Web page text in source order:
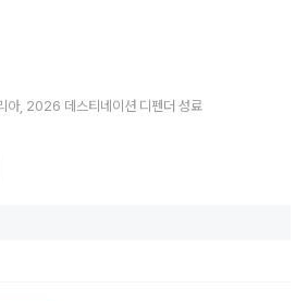
아, 2026 데스티네이션 디펜더 성료